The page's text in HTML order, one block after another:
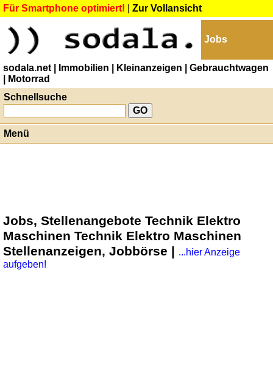
Für Smartphone optimiert! Zur Vollansicht
Jobs
sodala.net | Immobilien | Kleinanzeigen
| Gebrauchtwagen
| Motorrad
Schnellsuche
Menü
Jobs, Stellenangebote Technik Elektro
Maschinen Technik Elektro Maschinen
Stellenanzeigen, Jobbörse | ...hier Anzeige
aufgeben!